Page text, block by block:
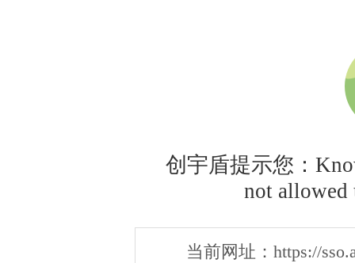
创宇盾提示您：
not
当前网址： https://